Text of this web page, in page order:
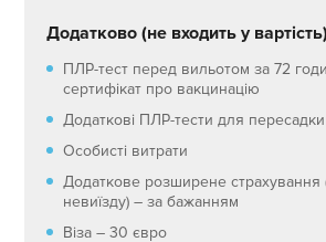
Додатково (не входить у
ПЛР-тест перед вильотом за 72
сертифікат про вакцинацію
Додаткові ПЛР-тести для
Особисті витрати
Додаткове розширене страхування
невиїзду) – за бажанням
Віза – 30 євро